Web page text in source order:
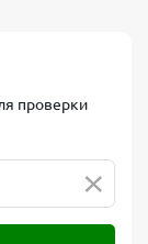
проверки
×